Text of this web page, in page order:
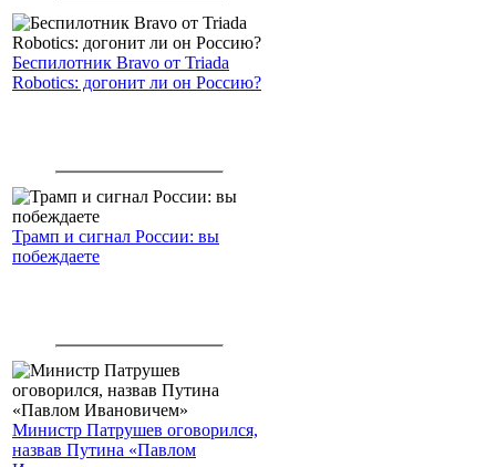
Беспилотник Bravo от Triada
Robotics: догонит ли он Россию?
Трамп и сигнал России: вы
побеждаете
Министр Патрушев оговорился,
назвав Путина «Павлом